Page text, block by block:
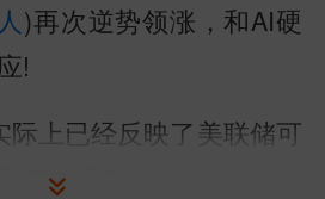
)再次逆势领涨，和AI硬
!
际上已经反映了美联储可
空兑现充分!